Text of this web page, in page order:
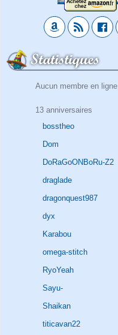
Statistiques
Aucun membre en ligne
13 anniversaires
bosstheo
Dom
DoRaGoONBoRu-Z2
draglade
dragonquest987
dyx
Karabou
omega-stitch
RyoYeah
Sayu-
Shaikan
titicavan22